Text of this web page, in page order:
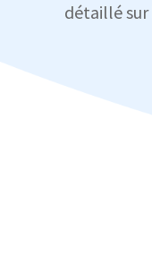
détaillé sur